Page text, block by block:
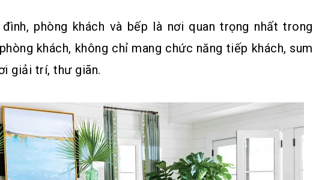
phòng khách và bếp là nơi quan trọng nhất trong
khách, không chỉ mang chức năng tiếp khách, sum
giải trí, thư giãn.